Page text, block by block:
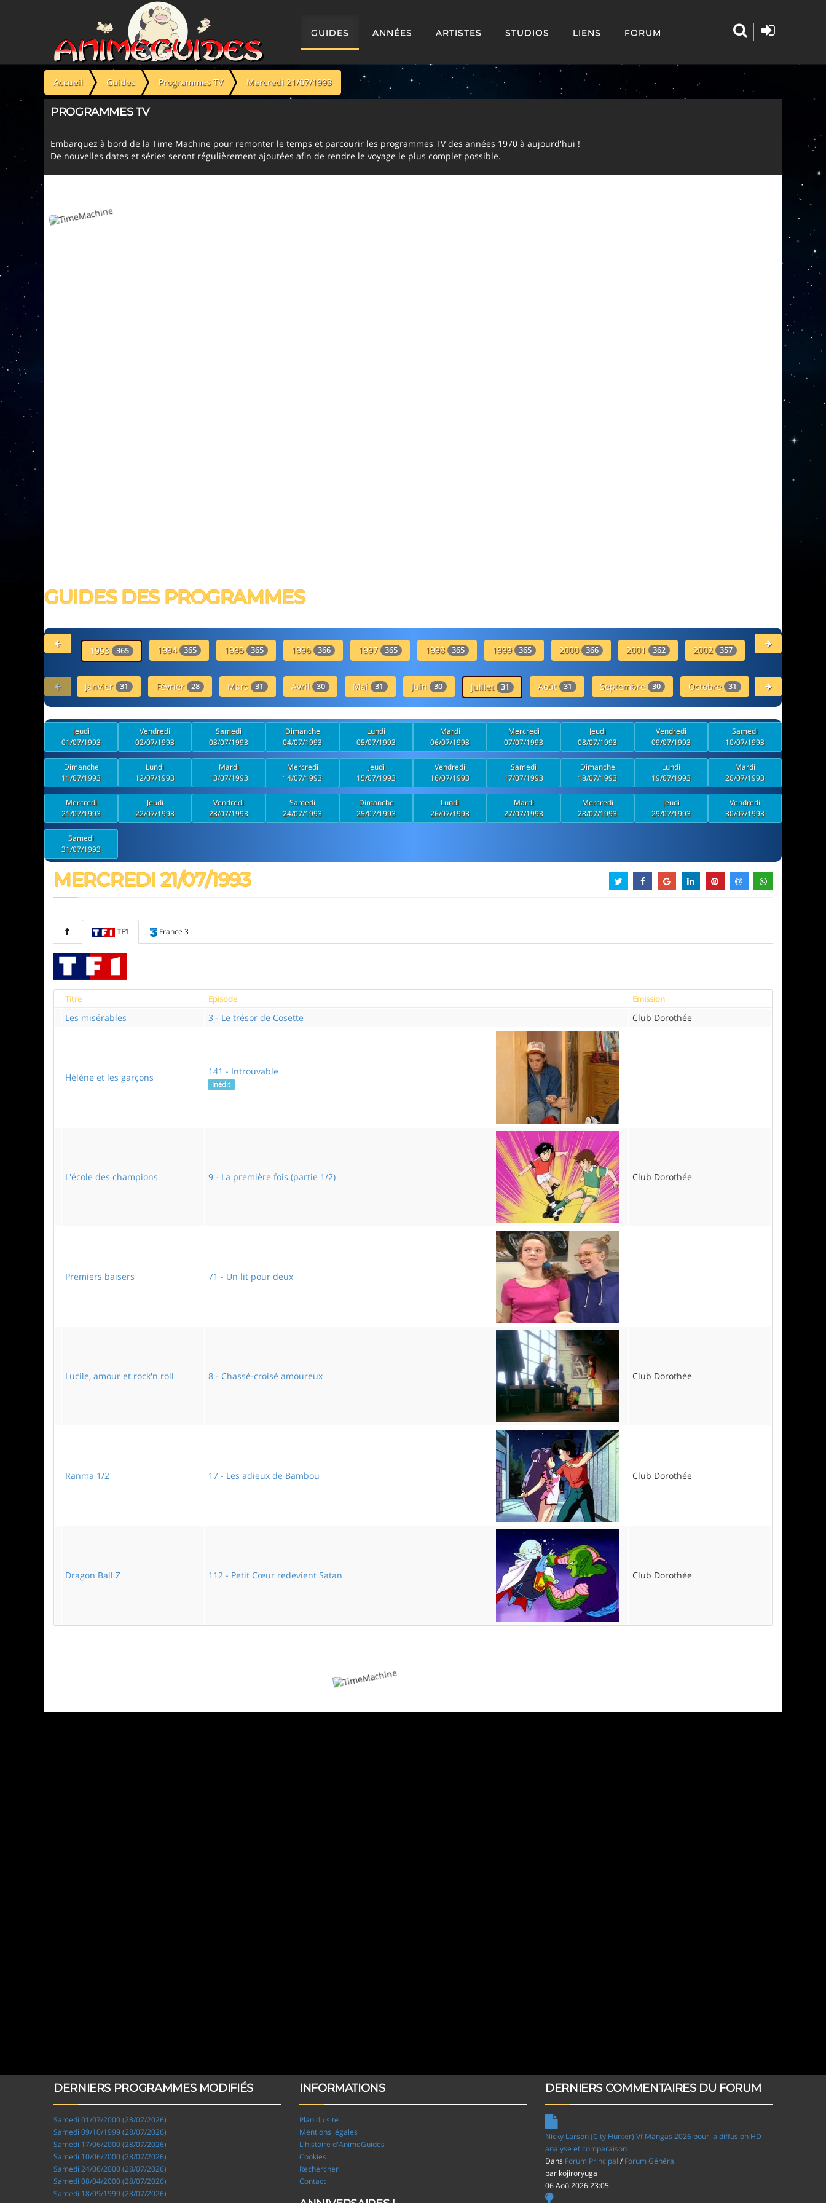
GUIDES ANNÉES ARTISTES STUDIOS LIENS FORUM
Accueil Guides Programmes TV Mercredi 21/07/1993
PROGRAMMES TV
Embarquez à bord de la Time Machine pour remonter le temps et parcourir les programmes TV des années 1970 à aujourd'hui !
De nouvelles dates et séries seront régulièrement ajoutées afin de rendre le voyage le plus complet possible.
GUIDES DES PROGRAMMES
1993 365 1994 365 1995 365 1996 366 1997 365 1998 365 1999 365 2000 366 2001 362 2002 357 2003
Janvier 31 Février 28 Mars 31 Avril 30 Mai 31 Juin 30 Juillet 31 Août 31 Septembre 30 Octobre 31 Novembre
Jeudi
01/07/1993
Vendredi
02/07/1993
Samedi
03/07/1993
Dimanche
04/07/1993
Lundi
05/07/1993
Mardi
06/07/1993
Mercredi
07/07/1993
Jeudi
08/07/1993
Vendredi
09/07/1993
Samedi
10/07/1993
Dimanche
11/07/1993
Lundi
12/07/1993
Mardi
13/07/1993
Mercredi
14/07/1993
Jeudi
15/07/1993
Vendredi
16/07/1993
Samedi
17/07/1993
Dimanche
18/07/1993
Lundi
19/07/1993
Mardi
20/07/1993
Mercredi
21/07/1993
Jeudi
22/07/1993
Vendredi
23/07/1993
Samedi
24/07/1993
Dimanche
25/07/1993
Lundi
26/07/1993
Mardi
27/07/1993
Mercredi
28/07/1993
Jeudi
29/07/1993
Vendredi
30/07/1993
Samedi
31/07/1993
MERCREDI 21/07/1993
TF1 France 3
Titre Episode Emission
Les misérables 3 - Le trésor de Cosette Club Dorothée
Hélène et les garçons
141 - Introuvable
Inédit
L'école des champions 9 - La première fois (partie 1/2) Club Dorothée
Premiers baisers 71 - Un lit pour deux
Lucile, amour et rock'n roll 8 - Chassé-croisé amoureux Club Dorothée
Ranma 1/2 17 - Les adieux de Bambou Club Dorothée
Dragon Ball Z 112 - Petit Cœur redevient Satan Club Dorothée
DERNIERS PROGRAMMES MODIFIÉS
Samedi 01/07/2000 (28/07/2026)
Samedi 09/10/1999 (28/07/2026)
Samedi 17/06/2000 (28/07/2026)
Samedi 10/06/2000 (28/07/2026)
Samedi 24/06/2000 (28/07/2026)
Samedi 08/04/2000 (28/07/2026)
Samedi 18/09/1999 (28/07/2026)
INFORMATIONS
Plan du site
Mentions légales
L'histoire d'AnimeGuides
Cookies
Rechercher
Contact
DERNIERS COMMENTAIRES DU FORUM
Nicky Larson (City Hunter) Vf Mangas 2026 pour la diffusion HD
analyse et comparaison
Dans Forum Principal / Forum Général
par kojiroryuga
06 Aoû 2026 23:05